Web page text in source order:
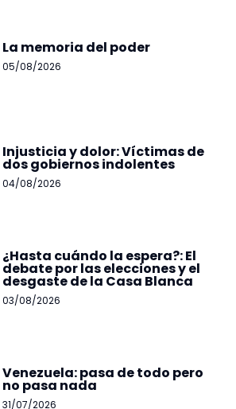
La memoria del poder
05/08/2026
Injusticia y dolor: Víctimas de
dos gobiernos indolentes
04/08/2026
¿Hasta cuándo la espera?: El
debate por las elecciones y el
desgaste de la Casa Blanca
03/08/2026
Venezuela: pasa de todo pero
no pasa nada
31/07/2026